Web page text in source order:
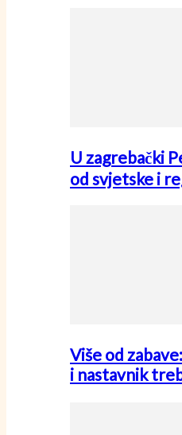
U zagrebački
od svjetske i
Više od
i nastavnik